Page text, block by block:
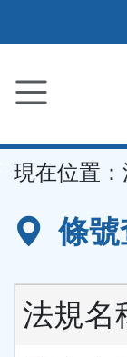
到
要
容
區
現在位置：
條
法規名